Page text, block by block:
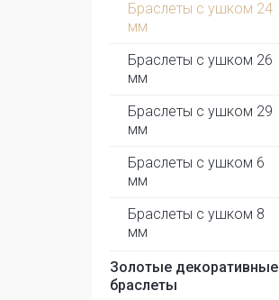
Браслеты с ушком 24
мм
Браслеты с ушком 26
мм
Браслеты с ушком 29
мм
Браслеты с ушком 6
мм
Браслеты с ушком 8
мм
Золотые декоративные
браслеты